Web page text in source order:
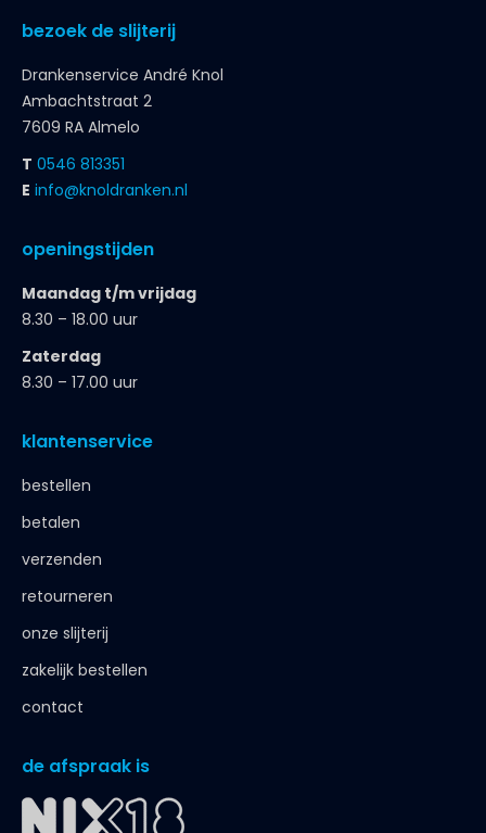
bezoek de slijterij
Drankenservice André Knol
Ambachtstraat 2
7609 RA Almelo
T 0546 813351
E info@knoldranken.nl
openingstijden
Maandag t/m vrijdag
8.30 – 18.00 uur
Zaterdag
8.30 – 17.00 uur
klantenservice
bestellen
betalen
verzenden
retourneren
onze slijterij
zakelijk bestellen
contact
de afspraak is